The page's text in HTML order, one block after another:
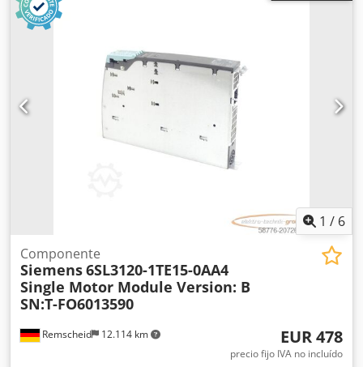
1 / 6
Remscheid 12.114 km
Componente
Siemens6SL3120-1TE15-0AA4
Single Motor Module Version: B
SN:T-FO6013590
EUR 478
precio fijo IVA no incluído